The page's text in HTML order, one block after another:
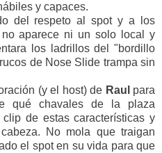
y capaces.
del respeto al spot y a los
aparece ni un solo local y
los ladrillos del "bordillo
de Nose Slide trampa sin
(y el host) de Raul para
qué chavales de la plaza
de estas características y
No mola que traigan
el spot en su vida para que